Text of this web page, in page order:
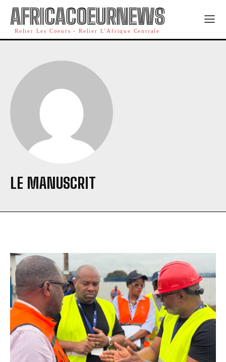
AFRICACOEURNEWS
Relier Les Coeurs - Relier L'Afrique Centrale
LE MANUSCRIT